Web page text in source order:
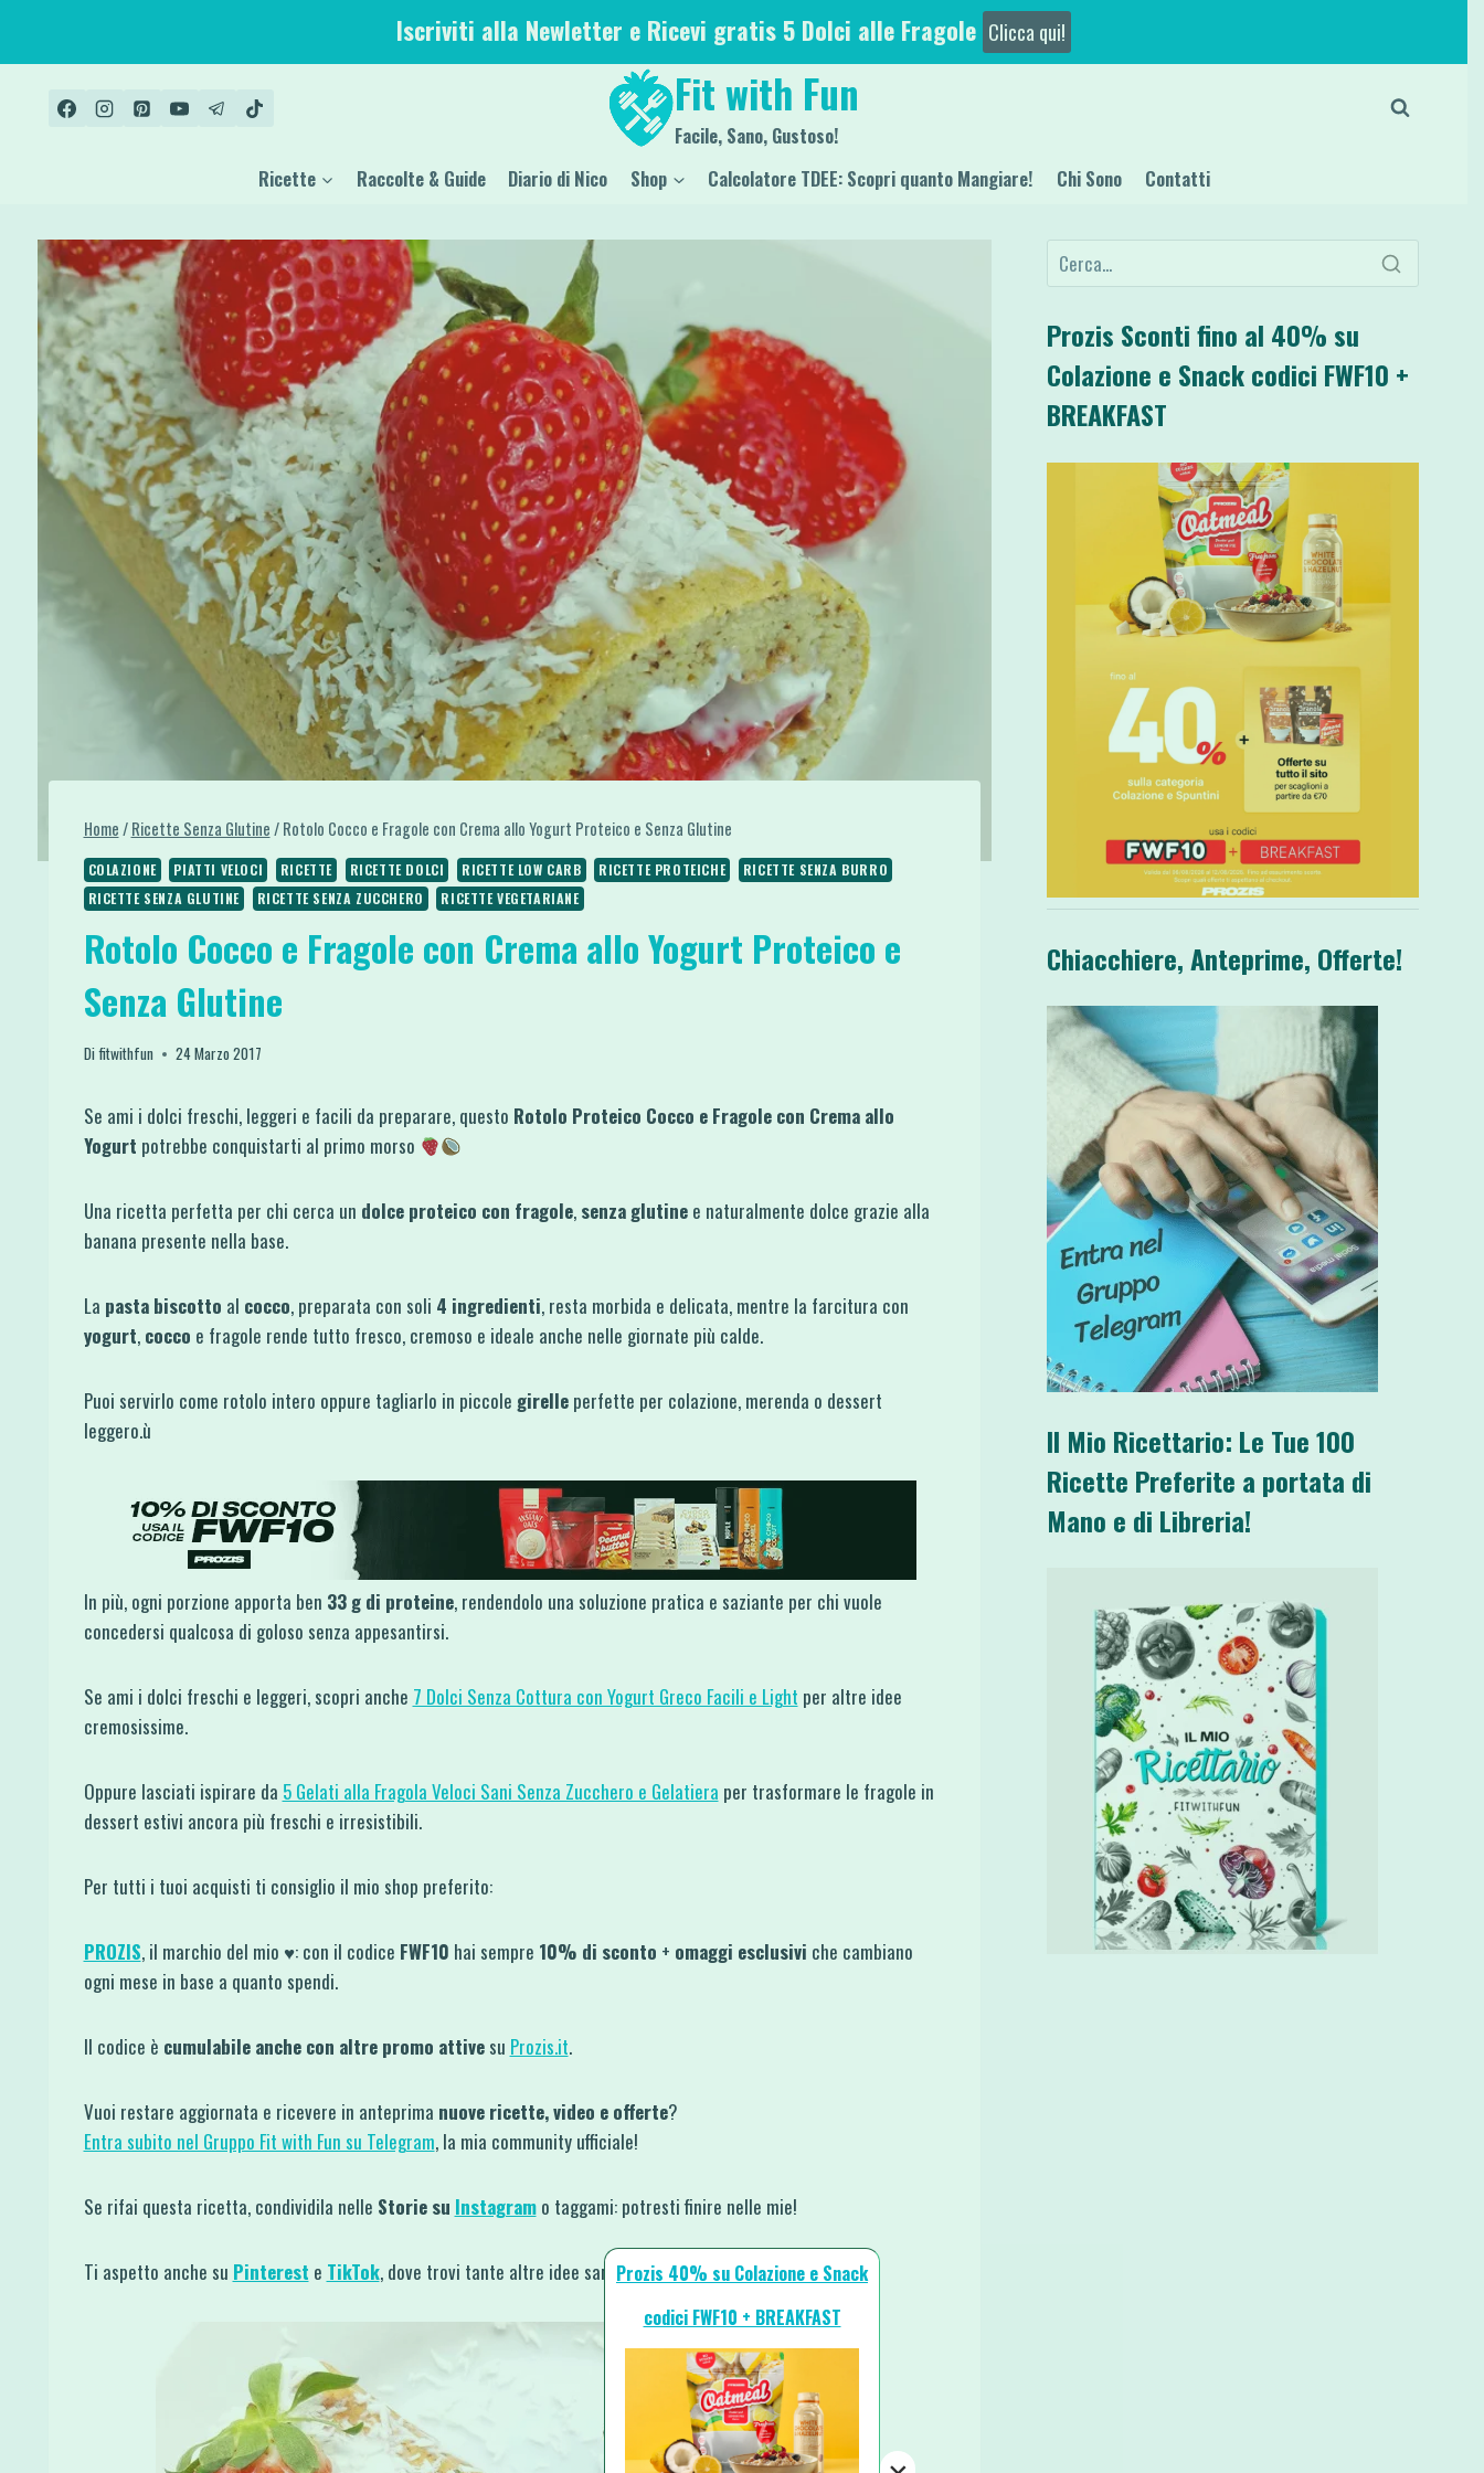
contenuto
Iscriviti alla Newletter e Ricevi gratis 5 Dolci alle Fragole Clicca qui!
Fit with Fun
Facile, Sano, Gustoso!
Ricette Raccolte & Guide Diario di Nico Shop Calcolatore TDEE: Scopri quanto Mangiare! Chi Sono Contatti
Home/ Ricette Senza Glutine/ Rotolo Cocco e Fragole con Crema allo Yogurt Proteico e Senza Glutine
COLAZIONE PIATTI VELOCI RICETTE RICETTE DOLCI RICETTE LOW CARB RICETTE PROTEICHE
RICETTE SENZA BURRO
RICETTE SENZA GLUTINE
RICETTE SENZA ZUCCHERO RICETTE VEGETARIANE
Rotolo Cocco e Fragole con Crema allo Yogurt Proteico e
Senza Glutine
Difitwithfun 24 Marzo 2017
Se ami i dolci freschi, leggeri e facili da preparare, questo Rotolo Proteico Cocco e Fragole con Crema allo
Yogurt potrebbe conquistarti al primo morso
Una ricetta perfetta per chi cerca un dolce proteico con fragole, senza glutinee naturalmente dolce grazie alla
banana presente nella base.
La pasta biscotto al cocco, preparata con soli 4 ingredienti, resta morbida e delicata, mentre la farcitura con
yogurt, cocco e fragole rende tutto fresco, cremoso e ideale anche nelle giornate più calde.
Puoi servirlo come rotolo intero oppure tagliarlo in piccole girelleperfette per colazione, merenda o dessert
leggero.ù
In più, ogni porzione apporta ben 33 g di proteine, rendendolo una soluzione pratica e saziante per chi vuole
concedersi qualcosa di goloso senza appesantirsi.
Se ami i dolci freschi e leggeri, scopri anche 7 Dolci Senza Cottura con Yogurt Greco Facili e Light per altre idee
cremosissime.
Oppure lasciati ispirare da 5 Gelati alla Fragola Veloci Sani Senza Zucchero e Gelatiera per trasformare le fragole in
dessert estivi ancora più freschi e irresistibili.
Per tutti i tuoi acquisti ti consiglio il mio shop preferito:
PROZIS, il marchio del mio ♥: con il codice FWF10 hai sempre 10% di sconto + omaggi esclusivi che cambiano
ogni mese in base a quanto spendi.
Il codice è cumulabile anche con altre promo attivesu Prozis.it.
Vuoi restare aggiornata e ricevere in anteprima nuove ricette, video e offerte?
Entra subito nel Gruppo Fit with Fun su Telegram, la mia community ufficiale!
Se rifai questa ricetta, condividila nelle Storie su Instagramo taggami: potresti finire nelle mie!
Ti aspetto anche su Pinterest e TikTok, dove trovi tante altre idee sane e creative.
Prozis Sconti fino al 40% su
Colazione e Snack codici FWF10 +
BREAKFAST
Chiacchiere, Anteprime, Offerte!
Il Mio Ricettario: Le Tue 100
Ricette Preferite a portata di
Mano e di Libreria!
Prozis 40% su Colazione e Snack
codici FWF10 + BREAKFAST